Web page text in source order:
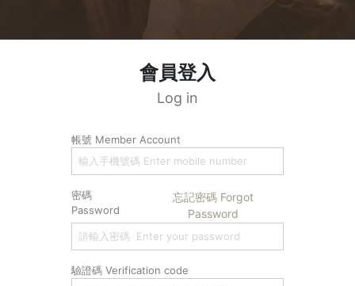
會員登入
Log in
帳號 Member Account
密碼
Password
忘記密碼 Forgot
Password
驗證碼 Verification code